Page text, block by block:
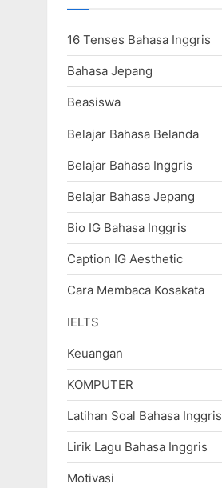
16 Tenses Bahasa Inggris
Bahasa Jepang
Beasiswa
Belajar Bahasa Belanda
Belajar Bahasa Inggris
Belajar Bahasa Jepang
Bio IG Bahasa Inggris
Caption IG Aesthetic
Cara Membaca Kosakata
IELTS
Keuangan
KOMPUTER
Latihan Soal Bahasa Inggris
Lirik Lagu Bahasa Inggris
Motivasi